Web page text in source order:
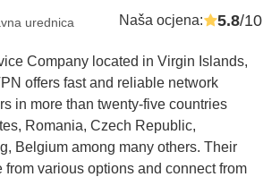
urednica Naša ocjena: 5.8/10
Company located in Virgin Islands,
offers fast and reliable network
in more than twenty-five countries
Romania, Czech Republic,
Belgium among many others. Their
various options and connect from